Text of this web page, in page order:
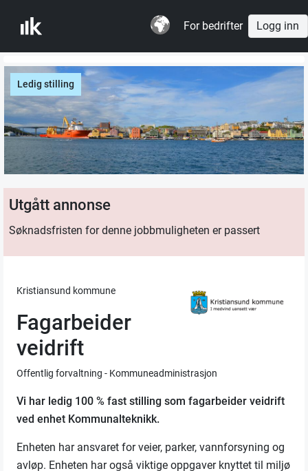
For bedrifter Logg inn
Ledig stilling
Utgått annonse
Søknadsfristen for denne jobbmuligheten er passert
Kristiansund kommune
Fagarbeider
veidrift
Offentlig forvaltning - Kommuneadministrasjon
Vi har ledig 100 % fast stilling som fagarbeider veidrift
ved enhet Kommunalteknikk.
Enheten har ansvaret for veier, parker, vannforsyning og
avløp. Enheten har også viktige oppgaver knyttet til miljø